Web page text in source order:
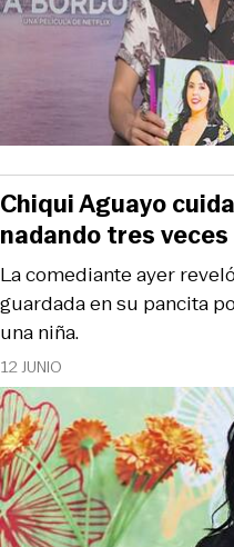
12 JUNIO
La comediante ayer
guardada en su pancita
una niña.
Chiqui Aguayo
nadando tres